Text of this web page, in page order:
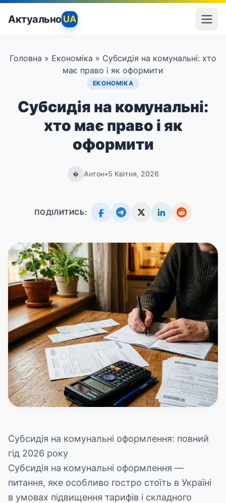
Актуально UA
Головна » Економіка » Субсидія на комунальні: хто
має право і як оформити
ЕКОНОМІКА
Субсидія на комунальні:
хто має право і як
оформити
� Антон•5 Квітня, 2026
ПОДІЛИТИСЬ:
Субсидія на комунальні оформлення: повний
гід 2026 року
Субсидія на комунальні оформлення —
питання, яке особливо гостро стоїть в Україні
в умовах підвищення тарифів і складного